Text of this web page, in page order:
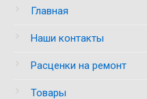
Главная
Наши контакты
Расценки на ремонт
Товары